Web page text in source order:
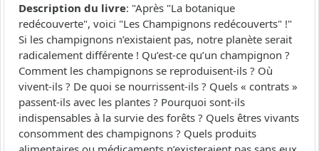
Description du livre: "Après "La botanique
redécouverte", voici "Les Champignons redécouverts" !"
Si les champignons n’existaient pas, notre planète serait
radicalement différente ! Qu’est-ce qu’un champignon ?
Comment les champignons se reproduisent-ils ? Où
vivent-ils ? De quoi se nourrissent-ils ? Quels « contrats »
passent-ils avec les plantes ? Pourquoi sont-ils
indispensables à la survie des forêts ? Quels êtres vivants
consomment des champignons ? Quels produits